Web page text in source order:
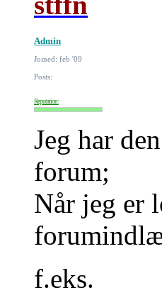
Admin
Joined: feb '09
Posts:
Reputation:
Jeg har
forum;
Når jeg er
f.eks.